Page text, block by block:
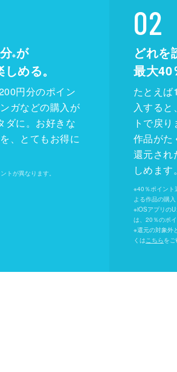
※が
める。
円分のポイン
ガなどの購入が
ダに。お好きな
、とてもお得に
トが異なります。
02
どれを
最大40
たとえ
入する
トで戻
作品がた
還元され
しめます
※40％ポイント
よる作品の購
※iOSアプリの
は、20％のポ
※還元の対象外
くは こちらを